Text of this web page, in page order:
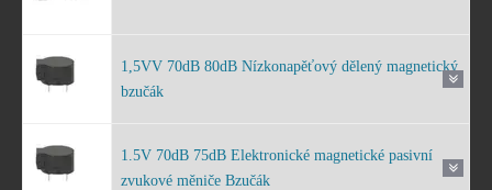
1,5VV 70dB 80dB Nízkonapěťový dělený magnetický
bzučák
1.5V 70dB 75dB Elektronické magnetické pasivní
zvukové měniče Bzučák